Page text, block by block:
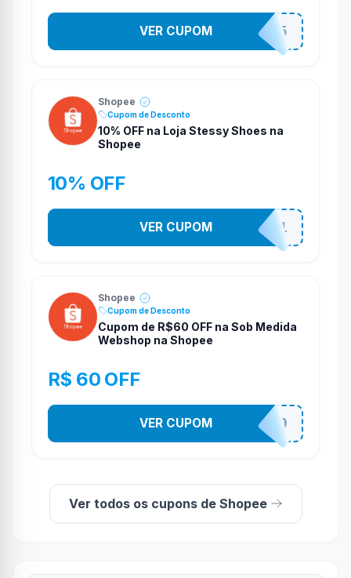
STES2525
VER CUPOM
Shopee
Cupom de Desconto
10% OFF na Loja Stessy Shoes na
Shopee
10% OFF
STES2541
VER CUPOM
Shopee
Cupom de Desconto
Cupom de R$60 OFF na Sob Medida
Webshop na Shopee
R$ 60 OFF
SOBM60400
VER CUPOM
Ver todos os cupons de Shopee